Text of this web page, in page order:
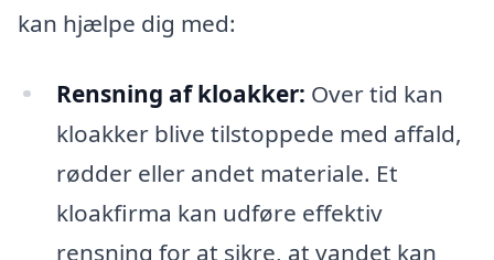
kan hjælpe dig med:
Rensning af kloakker: Over tid kan
kloakker blive tilstoppede med affald,
rødder eller andet materiale. Et
kloakfirma kan udføre effektiv
rensning for at sikre, at vandet kan